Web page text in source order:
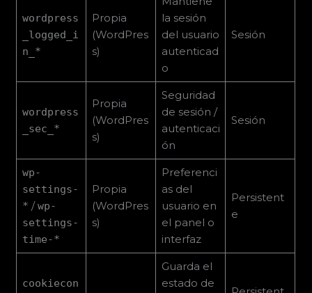
wordpress
_logged_i
n_*
Propia
(WordPres
s)
la sesión
del usuario
autenticad
o
Sesión
wordpress
_sec_*
Propia
(WordPres
s)
Seguridad
de sesión /
autenticaci
ón
Sesión
wp-
settings-
* /wp-
settings-
time-*
Propia
(WordPres
s)
Preferenci
as del
usuario en
el panel o
interfaz
Persistent
e
cookiecon
Guarda el
estado de